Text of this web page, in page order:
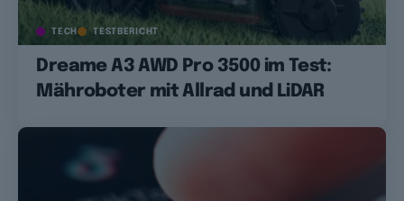
TECH TESTBERICHT
Dreame A3 AWD Pro 3500 im Test:
Mähroboter mit Allrad und LiDAR